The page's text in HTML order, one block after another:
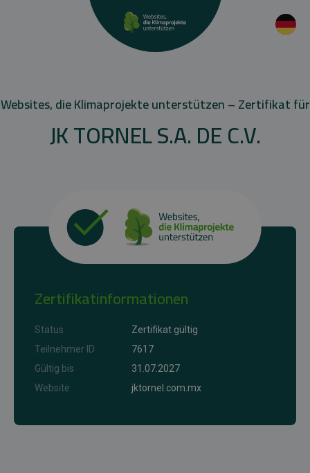
Websites, die Klimaprojekte unterstützen – Zertifikat für
JK TORNEL S.A. DE C.V.
Zertifikatinformationen
Status
Zertifikat gültig
Teilnehmer ID
7617
Gültig bis
31.07.2027
Website
jktornel.com.mx